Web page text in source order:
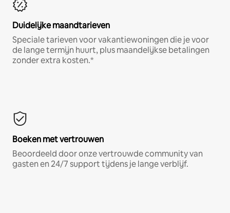
Duidelijke maandtarieven
Speciale tarieven voor vakantiewoningen die je voor
de lange termijn huurt, plus maandelijkse betalingen
zonder extra kosten.*
Boeken met vertrouwen
Beoordeeld door onze vertrouwde community van
gasten en 24/7 support tijdens je lange verblijf.